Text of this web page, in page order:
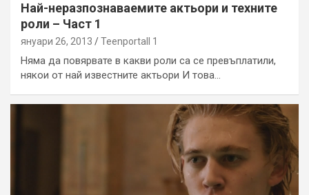
Най-неразпознаваемите актьори и техните
роли – Част 1
януари 26, 2013 Teenportall 1
Няма да повярвате в какви роли са се превъплатили,
някои от най известните актьори И това…